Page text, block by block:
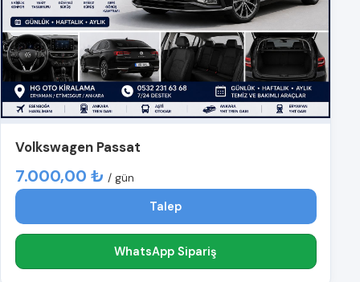
Volkswagen Passat
7.000,00 ₺ / gün
Talep
WhatsApp Sipariş